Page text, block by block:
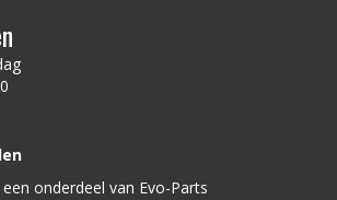
onderdeel van Evo-Parts